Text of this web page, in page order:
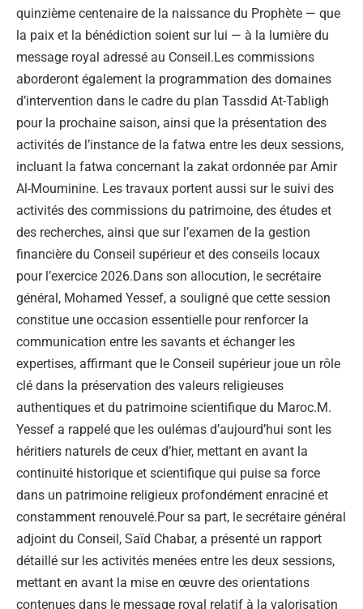
quinzième centenaire de la naissance du Prophète — que
la paix et la bénédiction soient sur lui — à la lumière du
message royal adressé au Conseil.Les commissions
aborderont également la programmation des domaines
d’intervention dans le cadre du plan Tassdid At-Tabligh
pour la prochaine saison, ainsi que la présentation des
activités de l’instance de la fatwa entre les deux sessions,
incluant la fatwa concernant la zakat ordonnée par Amir
Al-Mouminine. Les travaux portent aussi sur le suivi des
activités des commissions du patrimoine, des études et
des recherches, ainsi que sur l’examen de la gestion
financière du Conseil supérieur et des conseils locaux
pour l’exercice 2026.Dans son allocution, le secrétaire
général, Mohamed Yessef, a souligné que cette session
constitue une occasion essentielle pour renforcer la
communication entre les savants et échanger les
expertises, affirmant que le Conseil supérieur joue un rôle
clé dans la préservation des valeurs religieuses
authentiques et du patrimoine scientifique du Maroc.M.
Yessef a rappelé que les oulémas d’aujourd’hui sont les
héritiers naturels de ceux d’hier, mettant en avant la
continuité historique et scientifique qui puise sa force
dans un patrimoine religieux profondément enraciné et
constamment renouvelé.Pour sa part, le secrétaire général
adjoint du Conseil, Saïd Chabar, a présenté un rapport
détaillé sur les activités menées entre les deux sessions,
mettant en avant la mise en œuvre des orientations
contenues dans le message royal relatif à la valorisation